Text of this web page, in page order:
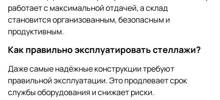
работает с максимальной отдачей, а склад
становится организованным, безопасным и
продуктивным.
Как правильно эксплуатировать стеллажи?
Даже самые надёжные конструкции требуют
правильной эксплуатации. Это продлевает срок
службы оборудования и снижает риски.